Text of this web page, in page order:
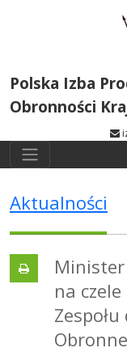
Polska Izba
Obronności
Aktualności
na